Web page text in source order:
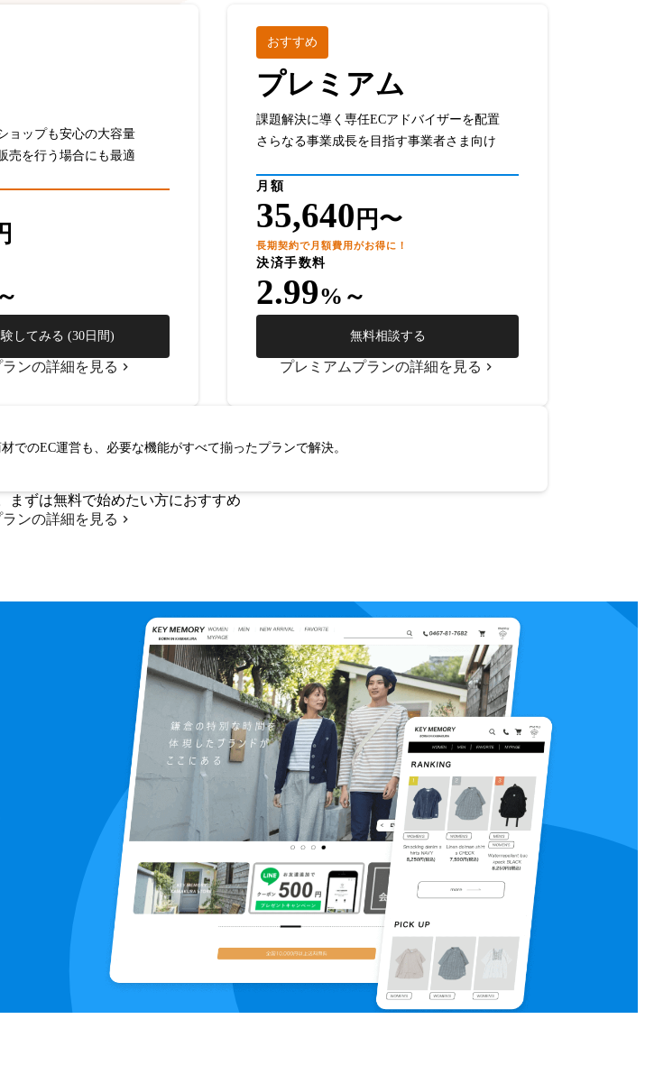
ョップも安心の大容量
売を行う場合にも最適
してみる (30日間)
ンの詳細を見る
おすすめ
プレミアム
課題解決に導く専任ECアドバイザーを配置
さらなる事業成長を目指す事業者さま向け
月額
35,640 円〜
長期契約で月額費用がお得に！
決済手数料
2.99%～
無料相談する
プレミアムプランの詳細を見る
でのEC運営も、必要な機能がすべて揃ったプランで解決。
まずは無料で始めたい方におすすめ
ンの詳細を見る